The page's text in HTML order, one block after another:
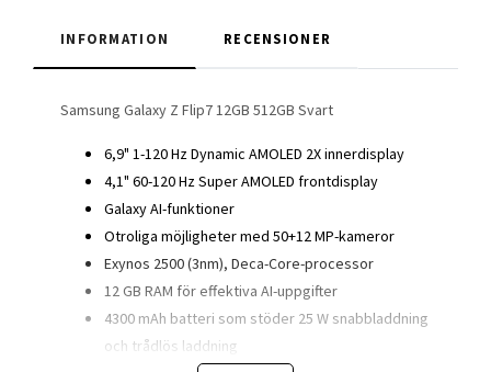
INFORMATION RECENSIONER
Samsung Galaxy Z Flip7 12GB 512GB Svart
6,9" 1-120 Hz Dynamic AMOLED 2X innerdisplay
4,1" 60-120 Hz Super AMOLED frontdisplay
Galaxy AI-funktioner
Otroliga möjligheter med 50+12 MP-kameror
Exynos 2500 (3nm), Deca-Core-processor
12 GB RAM för effektiva AI-uppgifter
4300 mAh batteri som stöder 25 W snabbladdning
och trådlös laddning